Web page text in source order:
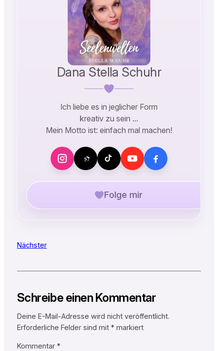
Dana Stella Schuhr
Ich liebe es in jeglicher Form
kreativ zu sein …
Mein Motto ist: einfach mal machen!
Folge mir
Nächster
Schreibe einen Kommentar
Deine E-Mail-Adresse wird nicht veröffentlicht.
Erforderliche Felder sind mit *markiert
Kommentar *